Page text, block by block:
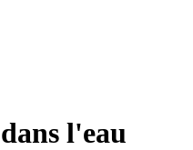
l'eau